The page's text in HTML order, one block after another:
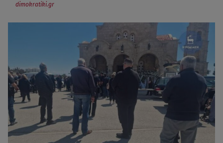
dimokratiki.gr